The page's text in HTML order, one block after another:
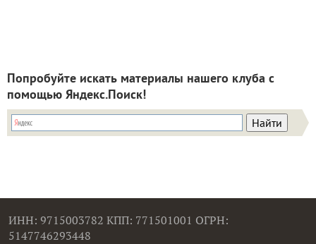
Попробуйте искать материалы нашего клуба с
помощью Яндекс.Поиск!
ИНН: 9715003782 КПП: 771501001 ОГРН:
5147746293448